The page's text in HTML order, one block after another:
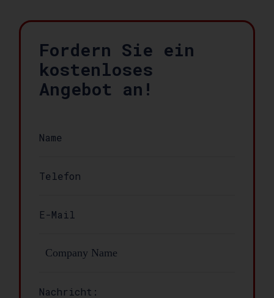
Fordern Sie ein
kostenloses
Angebot an!
Nachricht: